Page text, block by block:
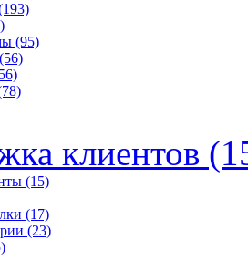
(95)
(56)
клиентов
(15)
(17)
(23)